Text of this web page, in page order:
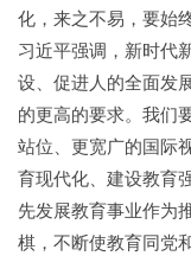
化，来之不易，要始
习近平强调，新时代
设、促进人的全面发
的更高的要求。我们
站位、更宽广的国际
育现代化、建设教育
先发展教育事业作为
棋，不断使教育同党